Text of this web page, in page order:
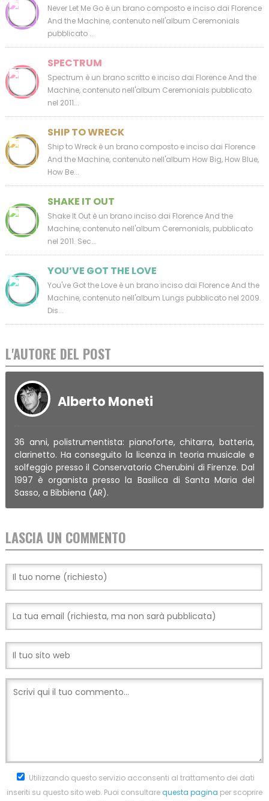
Never Let Me Go è un brano composto e inciso dai Florence
And the Machine, contenuto nell'album Ceremonials
pubblicato ...
SPECTRUM
Spectrum è un brano scritto e inciso dai Florence And the
Machine, contenuto nell'album Ceremonials pubblicato
nel 2011...
SHIP TO WRECK
Ship to Wreck è un brano composto e inciso dai Florence
And the Machine, contenuto nell'album How Big, How Blue,
How Be...
SHAKE IT OUT
Shake It Out è un brano inciso dai Florence And the
Machine, contenuto nell'album Ceremonials, pubblicato
nel 2011. Sec...
YOU’VE GOT THE LOVE
You've Got the Love è un brano inciso dai Florence And the
Machine, contenuto nell'album Lungs pubblicato nel 2009.
Dis...
L'AUTORE DEL POST
Alberto Moneti
36 anni, polistrumentista: pianoforte, chitarra, batteria,
clarinetto. Ha conseguito la licenza in teoria musicale e
solfeggio presso il Conservatorio Cherubini di Firenze. Dal
1997 è organista presso la Basilica di Santa Maria del
Sasso, a Bibbiena (AR).
LASCIA UN COMMENTO
Utilizzando questo servizio acconsenti al trattamento dei dati
inseriti su questo sito web. Puoi consultarequesta pagina per scoprire